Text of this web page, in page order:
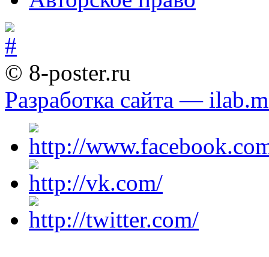
© 8-poster.ru
Разработка сайта —